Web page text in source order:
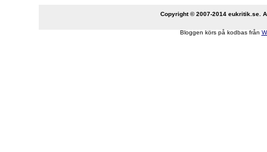
Copyright © 2007-2014 eukritik.se.
Bloggen körs på kodbas från